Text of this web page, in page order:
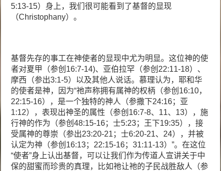
5:13-15）身上，我们很可能看到了基督的显现
（Christophany）。
基督先存的事工在神使者的显现中尤为明显。这位神的使
者对夏甲（参创16:7-14)、亚伯拉罕（参创22:11-18）、
摩西（参出3:1-5）以及其他人说话。慕理认为，耶和华
的使者是神，因为“祂声称拥有属神的权柄（参创16:10，
22:15-16），是一个独特的神人（参撒下24:16；亚
1:12），表现出神圣的属性（参创16:7-8、11、13），施
行神的作为（参创48:15-16；士5:23；王下19:35），接
受属神的尊崇（参出23:20-21；士6:20-21、24），并被
认定为神（参创16:13；22:15-16；31:11-13）”。在这位
“使者”身上认出基督，可以让我们作为传道人宣讲关于中
保的甜蜜而珍贵的真理，比如祂让祂的子民战胜敌人（参